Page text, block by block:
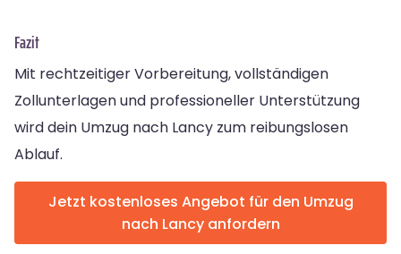
Fazit
Mit rechtzeitiger Vorbereitung, vollständigen
Zollunterlagen und professioneller Unterstützung
wird dein Umzug nach Lancy zum reibungslosen
Ablauf.
Jetzt kostenloses Angebot für den Umzug
nach Lancy anfordern